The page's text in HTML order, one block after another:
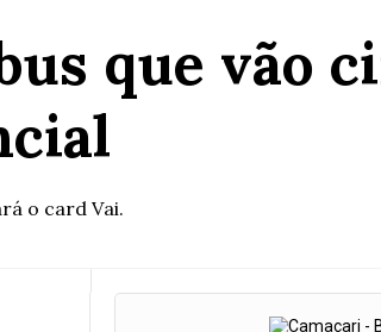
que vão
o card Vai.